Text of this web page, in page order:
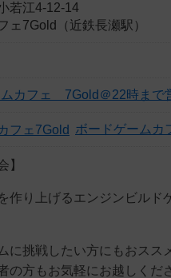
若江4-12-14
ェ7Gold（近鉄長瀬駅）
カフェ 7Gold＠22時まで
ボードゲームカ
】
作り上げるエンジンビル
に挑戦したい方にもおスス
の方もお気軽にお越しくだ